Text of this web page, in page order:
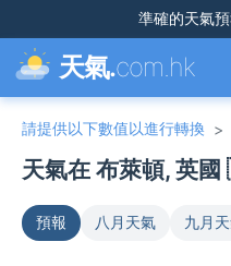
準確的天氣
天氣.com.hk
請提供以下數值以進行轉換 >
天氣在 布萊頓, 英
預報 八月天氣 九月